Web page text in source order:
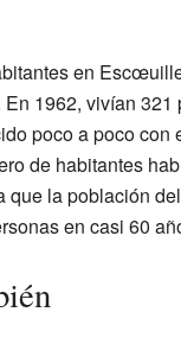
en
1962, vivían 321
poco a poco con
de habitantes
que la población
en casi 60